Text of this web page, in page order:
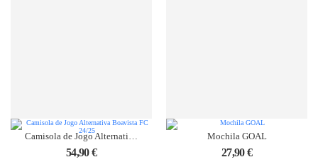
Camisola de Jogo Alternativa Boavista FC 24/25
54,90€
Mochila GOAL
27,90€